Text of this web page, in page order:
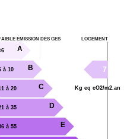
ÉMISSION DES GES LOGEMENT
A
à 10 B
à 20 C
à 35 D
à 55 E
7
Kg eq cO2/m2.an